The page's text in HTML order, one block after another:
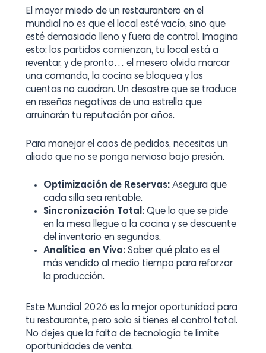
El mayor miedo de un restaurantero en el
mundial no es que el local esté vacío, sino que
esté demasiado lleno y fuera de control. Imagina
esto: los partidos comienzan, tu local está a
reventar, y de pronto… el mesero olvida marcar
una comanda, la cocina se bloquea y las
cuentas no cuadran. Un desastre que se traduce
en reseñas negativas de una estrella que
arruinarán tu reputación por años.
Para manejar el caos de pedidos, necesitas un
aliado que no se ponga nervioso bajo presión.
Optimización de Reservas:Asegura que
cada silla sea rentable.
Sincronización Total:Que lo que se pide
en la mesa llegue a la cocina y se descuente
del inventario en segundos.
Analítica en Vivo:Saber qué plato es el
más vendido al medio tiempo para reforzar
la producción.
Este Mundial 2026 es la mejor oportunidad para
tu restaurante, pero solo si tienes el control total.
No dejes que la falta de tecnología te limite
oportunidades de venta.